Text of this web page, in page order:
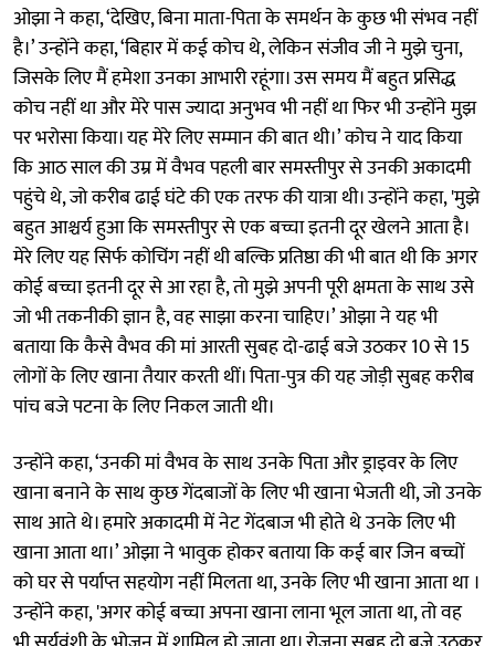
ओझा ने कहा, ‘देखिए, बिना माता-पिता के समर्थन के कुछ भी संभव नहीं
है।’ उन्होंने कहा, ‘बिहार में कई कोच थे, लेकिन संजीव जी ने मुझे चुना,
जिसके लिए मैं हमेशा उनका आभारी रहूंगा। उस समय मैं बहुत प्रसिद्ध
कोच नहीं था और मेरे पास ज्यादा अनुभव भी नहीं था फिर भी उन्होंने मुझ
पर भरोसा किया। यह मेरे लिए सम्मान की बात थी।’ कोच ने याद किया
कि आठ साल की उम्र में वैभव पहली बार समस्तीपुर से उनकी अकादमी
पहुंचे थे, जो करीब ढाई घंटे की एक तरफ की यात्रा थी। उन्होंने कहा, 'मुझे
बहुत आश्चर्य हुआ कि समस्तीपुर से एक बच्चा इतनी दूर खेलने आता है।
मेरे लिए यह सिर्फ कोचिंग नहीं थी बल्कि प्रतिष्ठा की भी बात थी कि अगर
कोई बच्चा इतनी दूर से आ रहा है, तो मुझे अपनी पूरी क्षमता के साथ उसे
जो भी तकनीकी ज्ञान है, वह साझा करना चाहिए।’ ओझा ने यह भी
बताया कि कैसे वैभव की मां आरती सुबह दो-ढाई बजे उठकर 10 से 15
लोगों के लिए खाना तैयार करती थीं। पिता-पुत्र की यह जोड़ी सुबह करीब
पांच बजे पटना के लिए निकल जाती थी।
उन्होंने कहा, ‘उनकी मां वैभव के साथ उनके पिता और ड्राइवर के लिए
खाना बनाने के साथ कुछ गेंदबाजों के लिए भी खाना भेजती थी, जो उनके
साथ आते थे। हमारे अकादमी में नेट गेंदबाज भी होते थे उनके लिए भी
खाना आता था।’ ओझा ने भावुक होकर बताया कि कई बार जिन बच्चों
को घर से पर्याप्त सहयोग नहीं मिलता था, उनके लिए भी खाना आता था ।
उन्होंने कहा, 'अगर कोई बच्चा अपना खाना लाना भूल जाता था, तो वह